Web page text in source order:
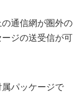
通信網が圏外の
ジの送受信が可
パッケージで